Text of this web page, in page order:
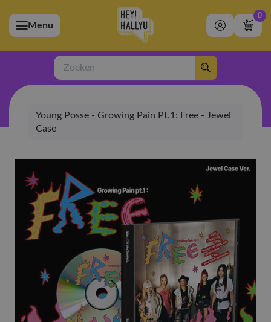
(Artiesten)
(Merchandise)
(Exclusive)
(Winkel)
Menu
0
Zoeken
Young Posse - Growing Pain Pt.1: Free - Jewel
Case